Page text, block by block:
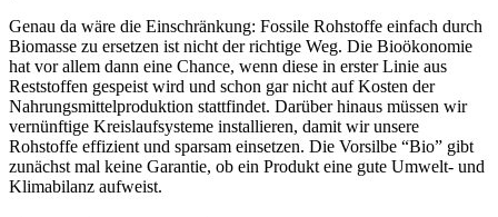
Genau da wäre die Einschränkung: Fossile Rohstoffe einfach durch
Biomasse zu ersetzen ist nicht der richtige Weg. Die Bioökonomie
hat vor allem dann eine Chance, wenn diese in erster Linie aus
Reststoffen gespeist wird und schon gar nicht auf Kosten der
Nahrungsmittelproduktion stattfindet. Darüber hinaus müssen wir
vernünftige Kreislaufsysteme installieren, damit wir unsere
Rohstoffe effizient und sparsam einsetzen. Die Vorsilbe “Bio” gibt
zunächst mal keine Garantie, ob ein Produkt eine gute Umwelt- und
Klimabilanz aufweist.